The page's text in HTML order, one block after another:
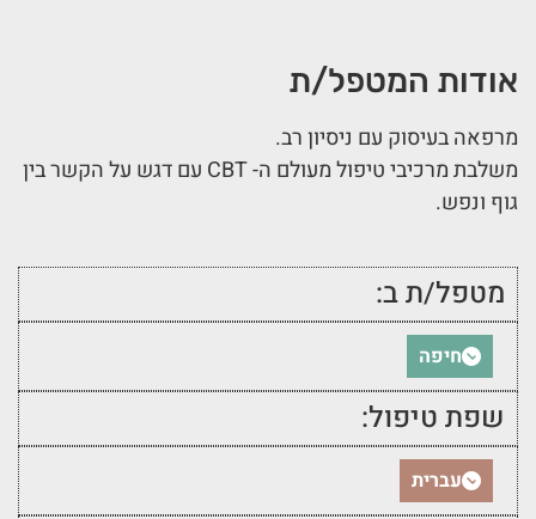
אודות המטפל/ת
מרפאה בעיסוק עם ניסיון רב.
משלבת מרכיבי טיפול מעולם ה- CBT עם דגש על הקשר בין
גוף ונפש.
מטפל/ת ב:
חיפה
שפת טיפול:
עברית